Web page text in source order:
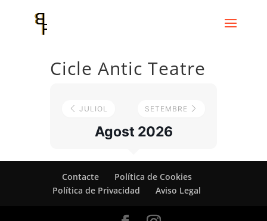
Cicle Antic Teatre
JULIOL
Agost 2026
SETEMBRE
Contacte
Política de Cookies
Política de Privacidad
Aviso Legal